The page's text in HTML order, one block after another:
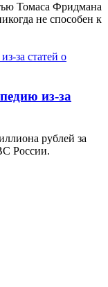
Томаса Фридмана
не способен к
из-за
рублей за
России.